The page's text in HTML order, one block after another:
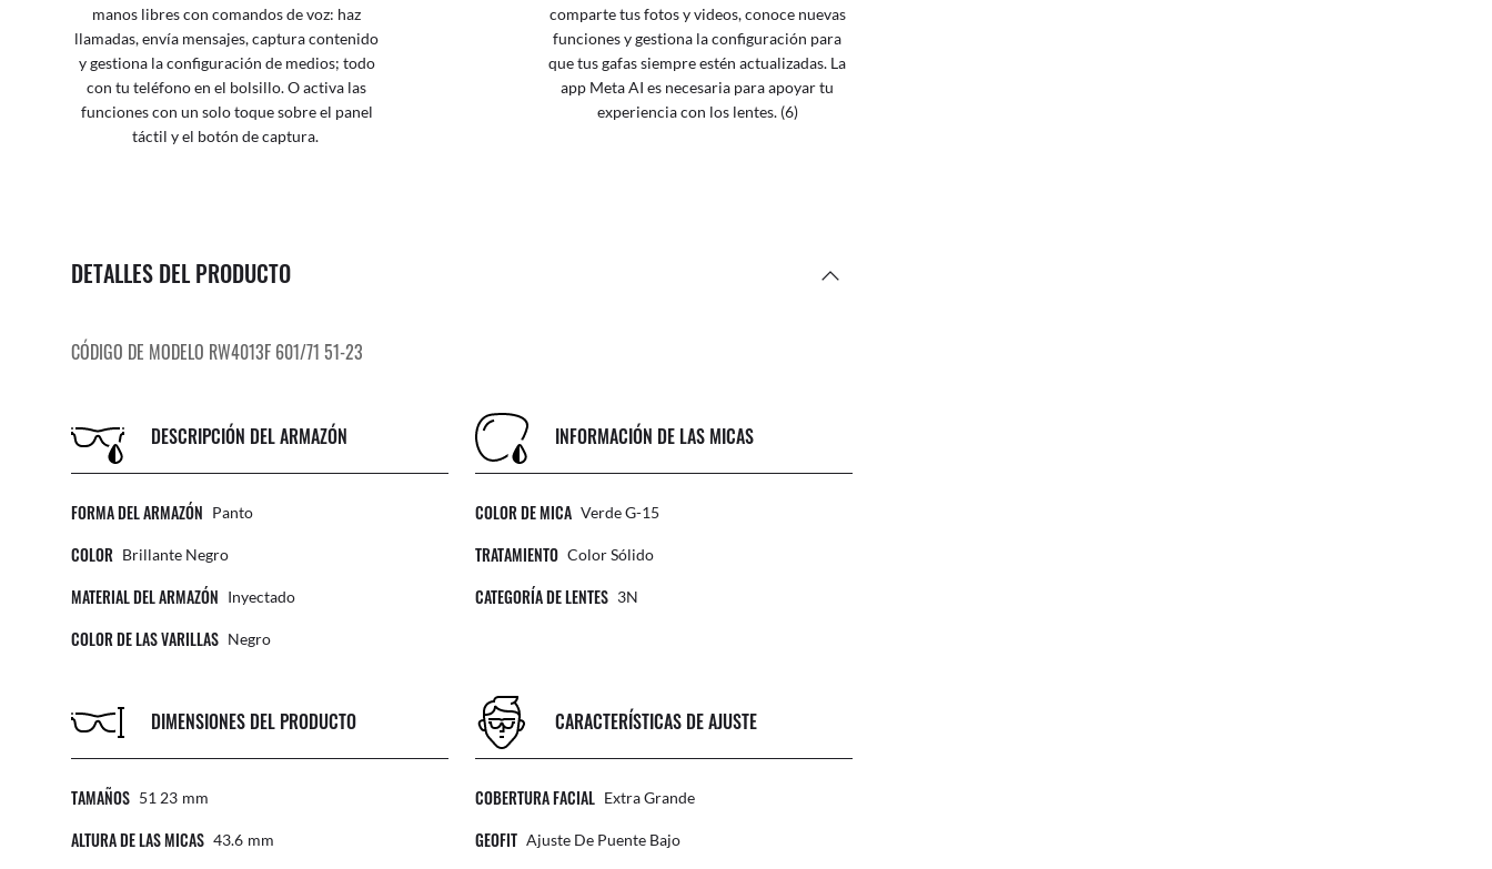
manos libres con comandos de voz: haz
llamadas, envía mensajes, captura contenido
y gestiona la configuración de medios; todo
con tu teléfono en el bolsillo. O activa las
funciones con un solo toque sobre el panel
táctil y el botón de captura.
comparte tus fotos y videos, conoce nuevas
funciones y gestiona la configuración para
que tus gafas siempre estén actualizadas. La
app Meta AI es necesaria para apoyar tu
experiencia con los lentes. (6)
DETALLES DEL PRODUCTO
CÓDIGO DE MODELO RW4013F 601/71 51-23
DESCRIPCIÓN DEL ARMAZÓN
FORMA DEL ARMAZÓN Panto
COLOR Brillante Negro
MATERIAL DEL ARMAZÓN Inyectado
COLOR DE LAS VARILLAS Negro
INFORMACIÓN DE LAS MICAS
COLOR DE MICA Verde G-15
TRATAMIENTO Color Sólido
CATEGORÍA DE LENTES 3N
DIMENSIONES DEL PRODUCTO
TAMAÑOS 51 23 Mm
ALTURA DE LAS MICAS 43.6 Mm
CARACTERÍSTICAS DE AJUSTE
COBERTURA FACIAL Extra Grande
GEOFIT Ajuste De Puente Bajo